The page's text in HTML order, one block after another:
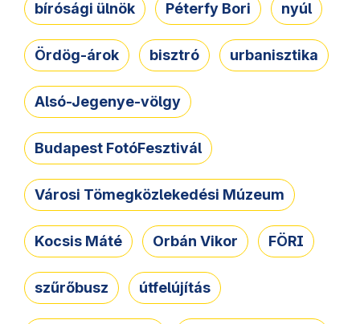
bírósági ülnök Péterfy Bori nyúl
Ördög-árok bisztró urbanisztika
Alsó-Jegenye-völgy
Budapest FotóFesztivál
Városi Tömegközlekedési Múzeum
Kocsis Máté Orbán Vikor FÖRI
szűrőbusz útfelújítás